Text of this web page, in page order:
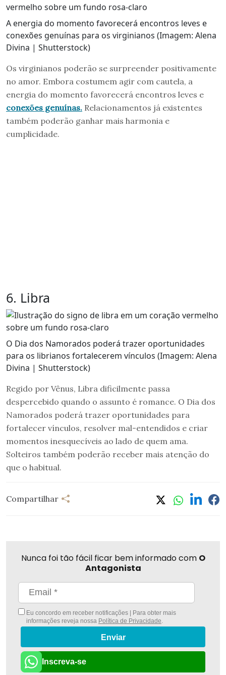
A energia do momento favorecerá encontros leves e
conexões genuínas para os virginianos (Imagem: Alena
Divina | Shutterstock)
Os virginianos poderão se surpreender positivamente
no amor. Embora costumem agir com cautela, a
energia do momento favorecerá encontros leves e
conexões genuínas. Relacionamentos já existentes
também poderão ganhar mais harmonia e
cumplicidade.
6. Libra
O Dia dos Namorados poderá trazer oportunidades
para os librianos fortalecerem vínculos (Imagem: Alena
Divina | Shutterstock)
Regido por Vênus, Libra dificilmente passa
despercebido quando o assunto é romance. O Dia dos
Namorados poderá trazer oportunidades para
fortalecer vínculos, resolver mal-entendidos e criar
momentos inesquecíveis ao lado de quem ama.
Solteiros também poderão receber mais atenção do
que o habitual.
Compartilhar
Nunca foi tão fácil ficar bem informado com O
Antagonista
Eu concordo em receber notificações | Para obter mais
informações reveja nossa Política de Privacidade
Enviar
Inscreva-se